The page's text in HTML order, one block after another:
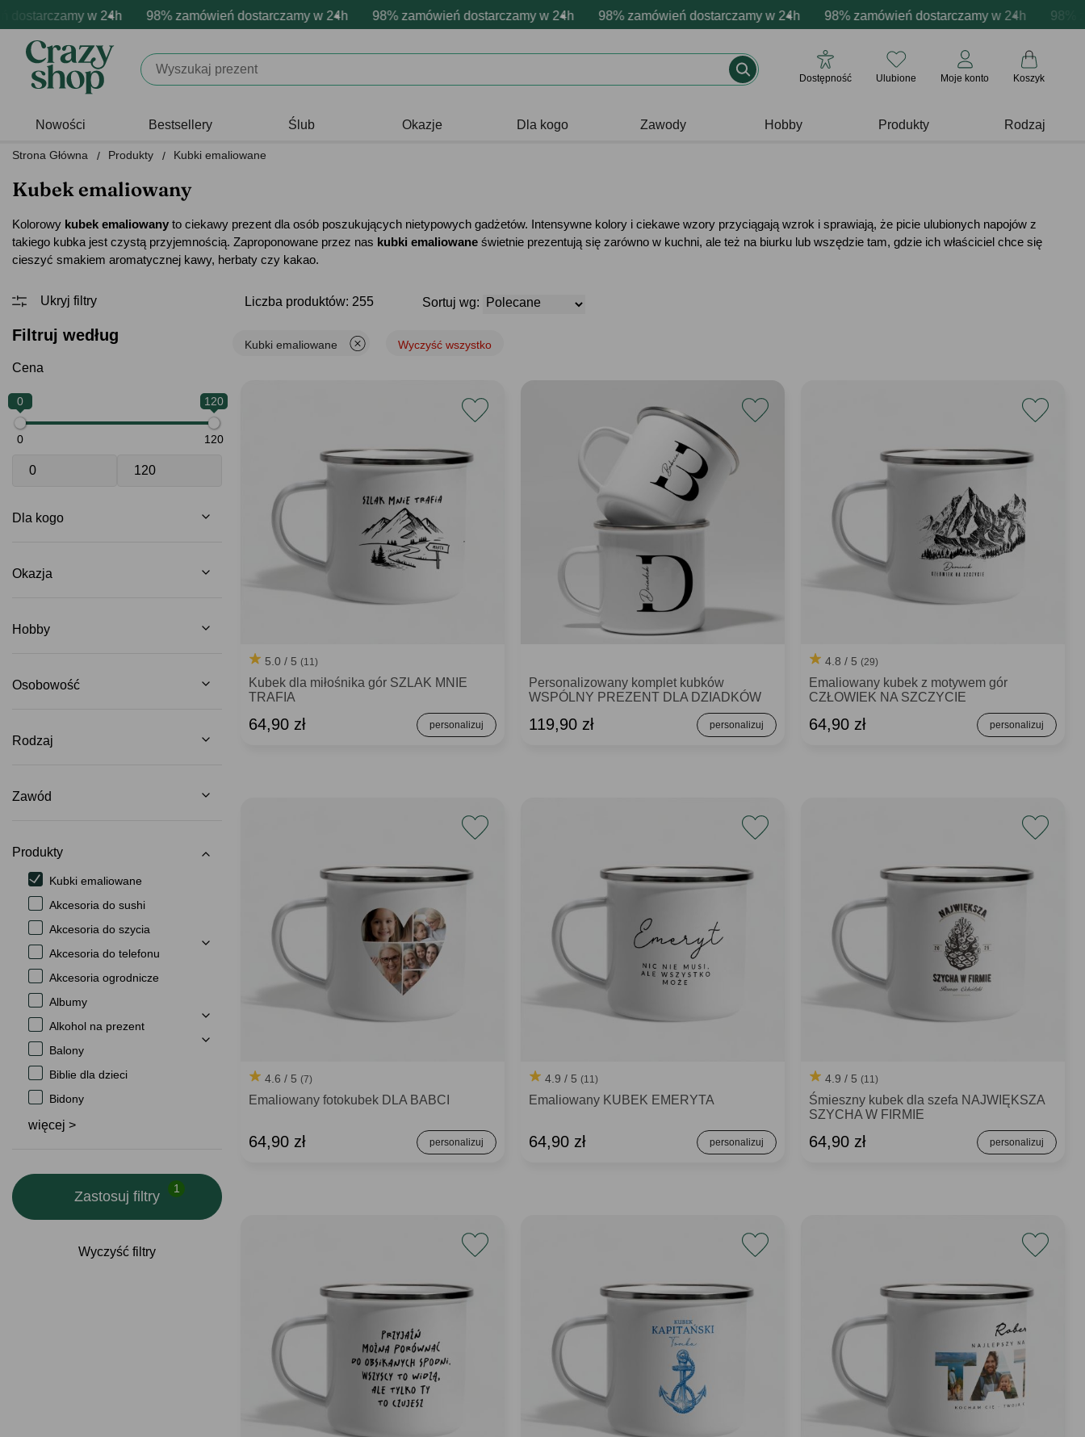
w 24h 98% zamówień dostarczamy w 24h 98% zamówień dostarczamy w 24h 98% zamówień dostarczamy w 24h 98% zamówień dostarczamy w 24h 98%
personalizacja produktów Profesjonalna i darmowa personalizacja produktów Profesjonalna i darmowa personalizacja produktów Profesjonalna i darmowa personalizacja
emocje - zawsze udane prezenty Prezentujemy pozytywne emocje - zawsze udane prezenty Prezentujemy pozytywne emocje - zawsze udane prezenty Prezentujemy
Dostępność Ulubione Moje konto Koszyk
Nowości Bestsellery Ślub Okazje Dla kogo Zawody Hobby Produkty Rodzaj
Strona Główna Produkty Kubki emaliowane
Kubek emaliowany
Kolorowy kubek emaliowany to ciekawy prezent dla osób poszukujących nietypowych gadżetów. Intensywne kolory i ciekawe wzory przyciągają wzrok i sprawiają, że picie ulubionych napojów z
takiego kubka jest czystą przyjemnością. Zaproponowane przez nas kubki emaliowane świetnie prezentują się zarówno w kuchni, ale też na biurku lub wszędzie tam, gdzie ich właściciel chce się
cieszyć smakiem aromatycznej kawy, herbaty czy kakao.
Liczba produktów: 255 Sortuj wg:
Filtruj według
Cena
0 120
0 120
Dla kogo
Okazja
Hobby
Osobowość
Rodzaj
Zawód
Produkty
Kubki emaliowane
Akcesoria do sushi
Akcesoria do szycia
Akcesoria do telefonu
Akcesoria ogrodnicze
Albumy
Alkohol na prezent
Balony
Biblie dla dzieci
Bidony
więcej >
Zastosuj filtry
Wyczyść filtry
Kubki emaliowane Wyczyść wszystko
5.0 / 5(11)
Kubek dla miłośnika gór SZLAK MNIE
TRAFIA
64,90 zł
Personalizowany komplet kubków
WSPÓLNY PREZENT DLA DZIADKÓW
119,90 zł
4.8 / 5 (29)
Emaliowany kubek z motywem gór
CZŁOWIEK NA SZCZYCIE
64,90 zł
4.6 / 5(7)
Emaliowany fotokubek DLA BABCI
64,90 zł
4.9 / 5 (11)
Emaliowany KUBEK EMERYTA
64,90 zł
4.9 / 5 (11)
Śmieszny kubek dla szefa NAJWIĘKSZA
SZYCHA W FIRMIE
64,90 zł